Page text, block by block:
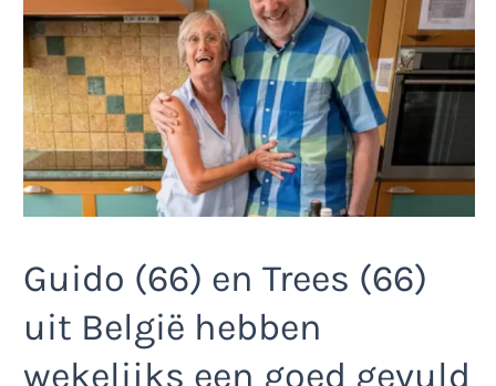
Guido (66) en Trees (66)
uit België hebben
wekelijks een goed gevuld